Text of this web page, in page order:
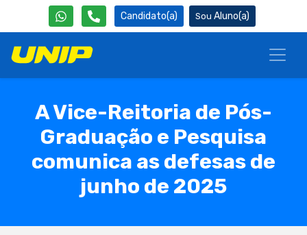
Candidato(a) Aluno(a)
A Vice-Reitoria de Pós-
Graduação e Pesquisa
comunica as defesas de
junho de 2025